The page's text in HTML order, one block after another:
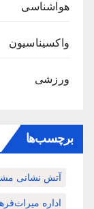
هواشناسی
واکسیناسیون
ورزشی
برچسب‌ها
آتش نشانی
اداره